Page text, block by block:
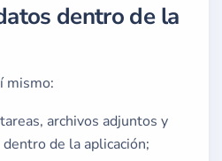
dentro de la
mismo:
archivos adjuntos y
de la aplicación;